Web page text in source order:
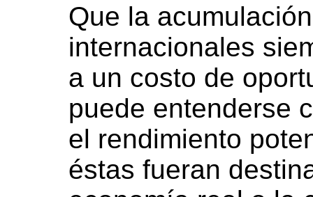
Que la
internacionales
a un costo de
puede entenderse
el rendimiento
éstas fueran